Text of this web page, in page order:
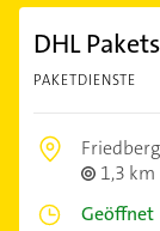
DHL
PAKETDIENSTE
1,3 km
Geöffnet